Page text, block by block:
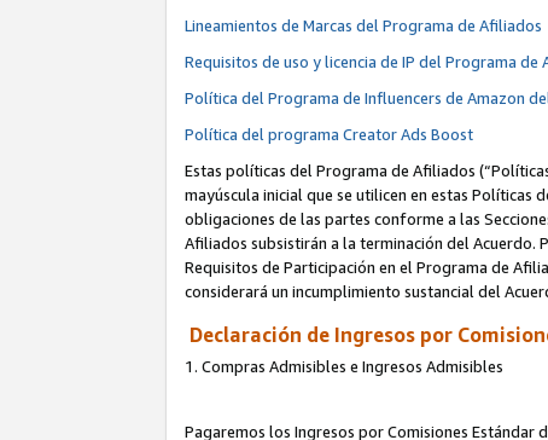
Lineamientos de Marcas del Programa de Afiliados
Requisitos de uso y licencia de IP del Programa de
Política del Programa de Influencers de Amazon
Política del programa Creator Ads Boost
Estas políticas del Programa de Afiliados
mayúscula inicial que se utilicen en estas Políticas
obligaciones de las partes conforme a las
Afiliados subsistirán a la terminación del Acuerdo.
Requisitos de Participación en el Programa de
considerará un incumplimiento sustancial del
Declaración de Ingresos por
1. Compras Admisibles e Ingresos Admisibles
Pagaremos los Ingresos por Comisiones Estándar